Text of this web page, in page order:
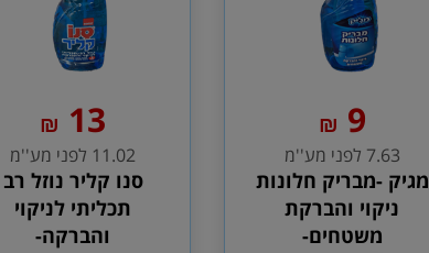
9
₪
7.63 לפני מע''מ
מגיק -מבריק חלונות
ניקוי והברקת
משטחים-
13
₪
11.02 לפני מע''מ
סנו קליר נוזל רב
תכליתי לניקוי
והברקה-